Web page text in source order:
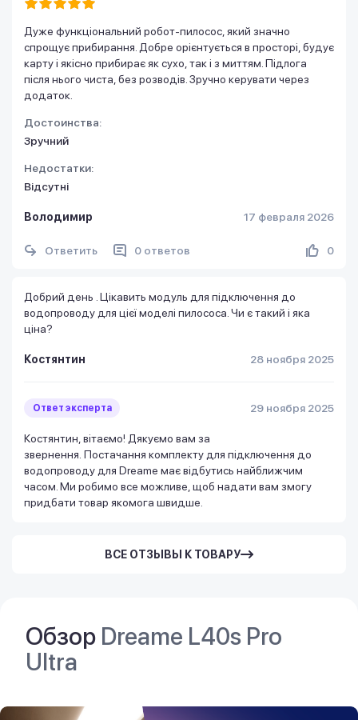
Дуже функціональний робот-пилосос, який значно
спрощує прибирання. Добре орієнтується в просторі, будує
карту і якісно прибирає як сухо, так і з миттям. Підлога
після нього чиста, без розводів. Зручно керувати через
додаток.
Достоинства:
Зручний
Недостатки:
Відсутні
Володимир 17 февраля 2026
Ответить 0 ответов 0
Добрий день . Цікавить модуль для підключення до
водопроводу для цієї моделі пилососа. Чи є такий і яка
ціна?
Костянтин 28 ноября 2025
Ответ эксперта 29 ноября 2025
Костянтин, вітаємо! Дякуємо вам за
звернення. Постачання комплекту для підключення до
водопроводу для Dreame має відбутись найближчим
часом. Ми робимо все можливе, щоб надати вам змогу
придбати товар якомога швидше.
ВСЕ ОТЗЫВЫ К ТОВАРУ
Обзор Dreame L40s Pro
Ultra